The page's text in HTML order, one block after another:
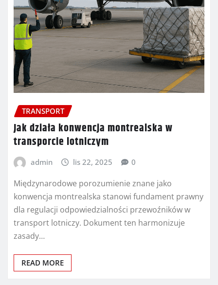
TRANSPORT
Jak działa konwencja montrealska w
transporcie lotniczym
admin lis 22, 2025 0
Międzynarodowe porozumienie znane jako
konwencja montrealska stanowi fundament prawny
dla regulacji odpowiedzialności przewoźników w
transport lotniczy. Dokument ten harmonizuje
zasady…
READ MORE